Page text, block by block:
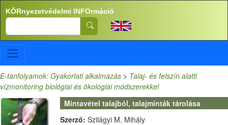
Ugrás a tartalomra
KÖRnyezetvédelmi INFOrmáció
Search
E-tanfolyamok: Gyakorlati alkalmazás > Talaj- és felszín alatti
vízmonitoring biológiai és ökológiai módszerekkel
Mintavétel talajból, talajminták tárolása
Szerző: Szilágyi M. Mihály